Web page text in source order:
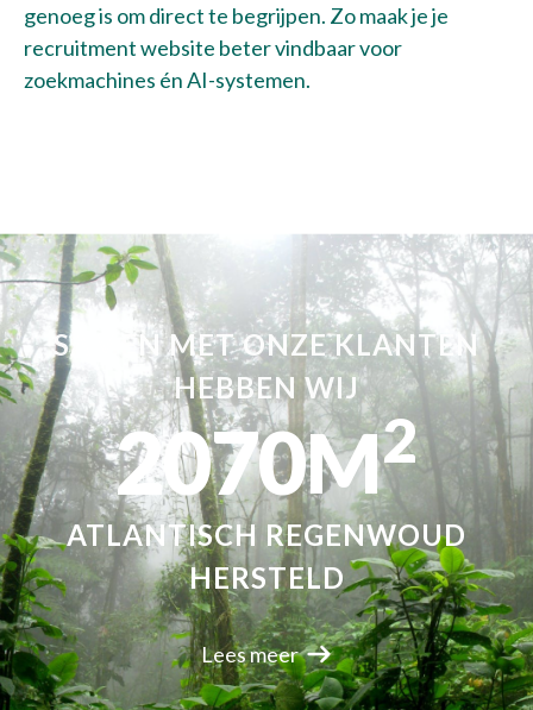
genoeg is om direct te begrijpen. Zo maak je je
recruitment website beter vindbaar voor
zoekmachines én AI-systemen.
SAMEN MET ONZE KLANTEN
HEBBEN WIJ
2070M2
ATLANTISCH REGENWOUD
HERSTELD
Lees meer